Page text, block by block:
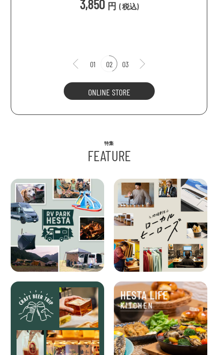
3,850 円 (税込)
01 02 03
ONLINE STORE
特集
FEATURE